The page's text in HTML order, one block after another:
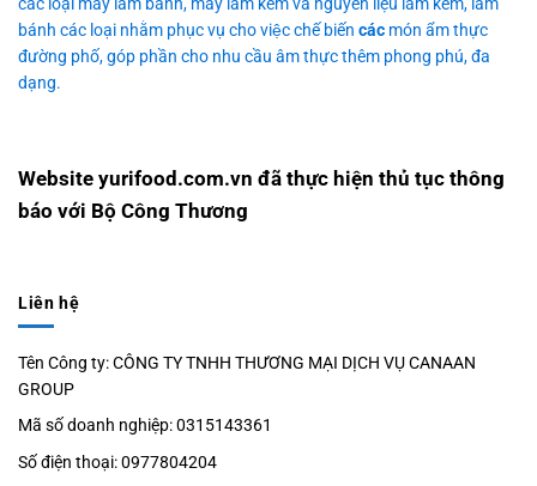
bánh các loại nhằm phục vụ cho việc chế biến các món ẩm thực
đường phố, góp phần cho nhu cầu âm thực thêm phong phú, đa
dạng.
Website yurifood.com.vn đã thực hiện thủ tục thông
báo với Bộ Công Thương
Liên hệ
Tên Công ty: CÔNG TY TNHH THƯƠNG MẠI DỊCH VỤ CANAAN
GROUP
Mã số doanh nghiệp: 0315143361
Số điện thoại: 0977804204